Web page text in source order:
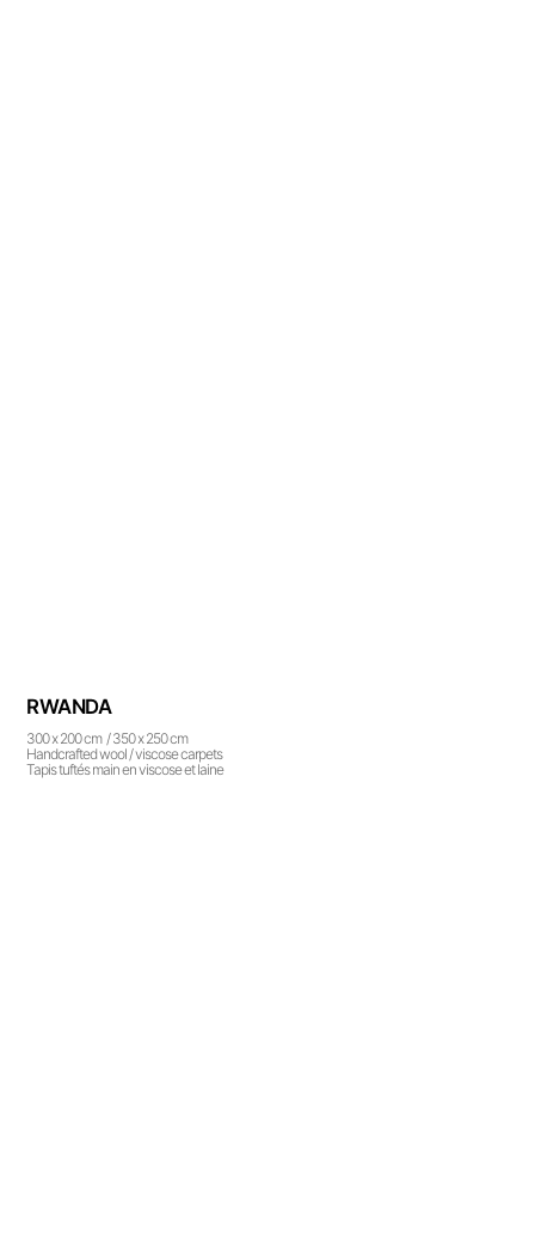
RWANDA
300 x 200 cm / 350 x 250 cm
Handcrafted wool / viscose carpets
Tapis tuftés main en viscose et laine